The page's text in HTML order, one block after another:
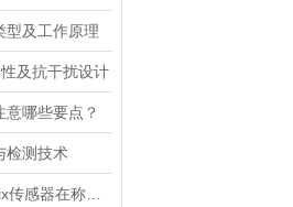
型及工作原理
及抗干扰设计
哪些要点？
检测技术